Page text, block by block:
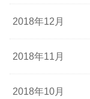
2018年12月
2018年11月
2018年10月